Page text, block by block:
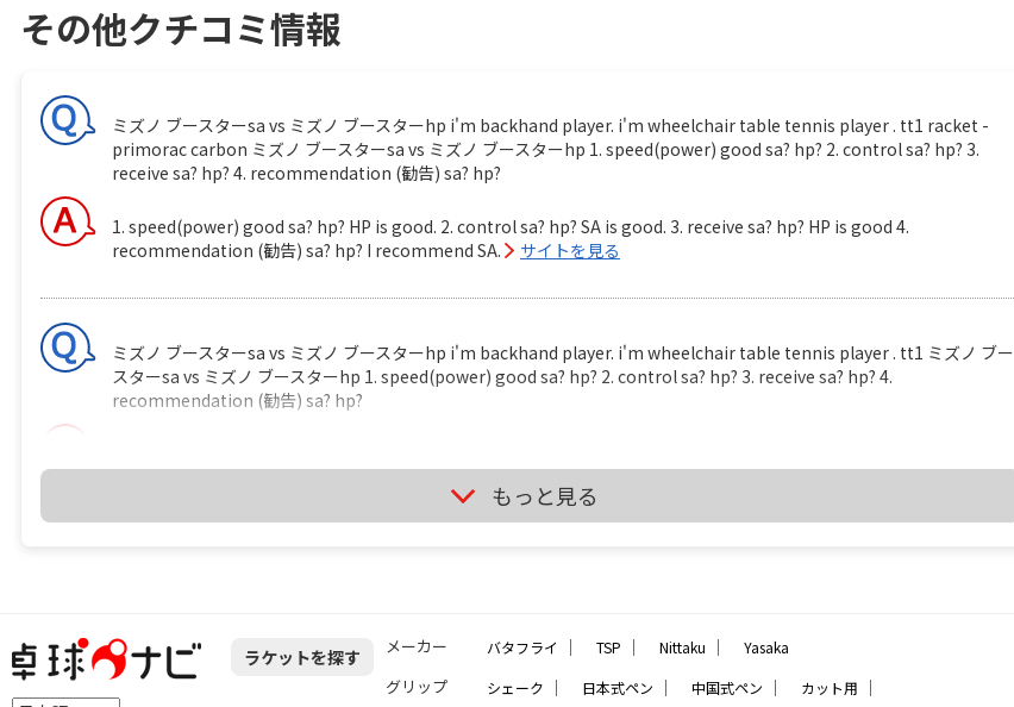
その他クチコミ情報
ミズノ ブースターsa vs ミズノ ブースターhp i'm backhand player. i'm wheelchair table tennis player . tt1 racket -
primorac carbon ミズノ ブースターsa vs ミズノ ブースターhp 1. speed(power) good sa? hp? 2. control sa? hp? 3.
receive sa? hp? 4. recommendation (勧告) sa? hp?
1. speed(power) good sa? hp? HP is good. 2. control sa? hp? SA is good. 3. receive sa? hp? HP is good 4.
recommendation (勧告) sa? hp? I recommend SA.
サイトを見る
ミズノ ブースターsa vs ミズノ ブースターhp i'm backhand player. i'm wheelchair table tennis player . tt1 ミズノ ブー
スターsa vs ミズノ ブースターhp 1. speed(power) good sa? hp? 2. control sa? hp? 3. receive sa? hp? 4.
recommendation (勧告) sa? hp?
carbon fibre, glass fibre or compressed paper, but shall not be thicker than 7.5% of the total thickness or
0.35mm, whichever is the smaller. 少なくとも、ブレード（ボールを打つ、平らな部分）の厚さで 85% は天然木材でな
くてはならない。ブレードの接着層はカーボンファイバー、グラスファイバー あるいは 圧縮紙などの線維状物質（線維
もっと見る
ラケットを探す メーカー バタフライ ｜ TSP ｜ Nittaku ｜ Yasaka
グリップ シェーク ｜ 日本式ペン ｜ 中国式ペン ｜ カット用 ｜